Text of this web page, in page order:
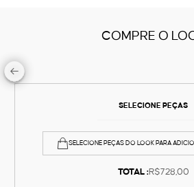
COMPRE O
SELECIONE PEÇAS
SELECIONE PEÇAS DO LOOK PARA
TOTAL :R$728,00